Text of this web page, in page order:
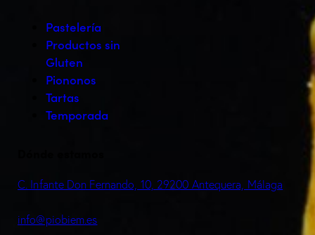
Pastelería
Productos sin
Gluten
Piononos
Tartas
Temporada
C. Infante Don Fernando, 10, 29200 Antequera, Málaga
info@piobiem.es